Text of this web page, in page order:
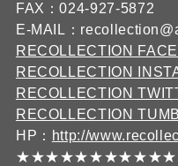
FAX：024-927-5872
E-MAIL：
RECOLLECTION
RECOLLECTION
RECOLLECTION
RECOLLECTION
HP： http://